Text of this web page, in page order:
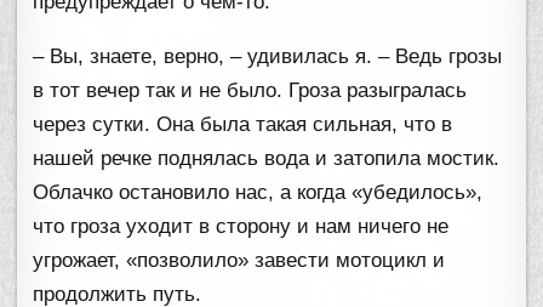
– Вы, знаете, верно, – удивилась я. – Ведь грозы
в тот вечер так и не было. Гроза разыгралась
через сутки. Она была такая сильная, что в
нашей речке поднялась вода и затопила мостик.
Облачко остановило нас, а когда «убедилось»,
что гроза уходит в сторону и нам ничего не
угрожает, «позволило» завести мотоцикл и
продолжить путь.